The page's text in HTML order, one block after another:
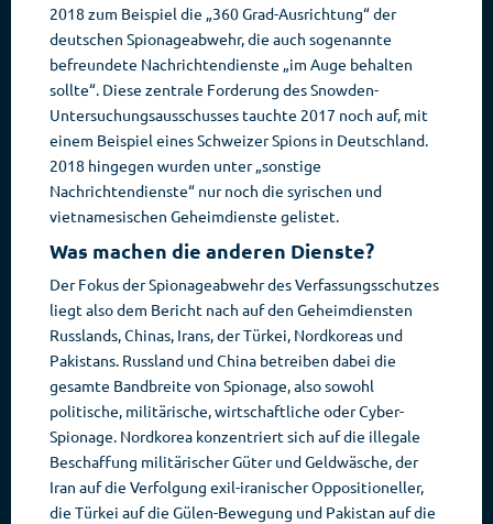
2018 zum Beispiel die „360 Grad-Ausrichtung“ der
deutschen Spionageabwehr, die auch sogenannte
befreundete Nachrichtendienste „im Auge behalten
sollte“. Diese zentrale Forderung des Snowden-
Untersuchungsausschusses tauchte 2017 noch auf, mit
einem Beispiel eines Schweizer Spions in Deutschland.
2018 hingegen wurden unter „sonstige
Nachrichtendienste“ nur noch die syrischen und
vietnamesischen Geheimdienste gelistet.
Was machen die anderen Dienste?
Der Fokus der Spionageabwehr des Verfassungsschutzes
liegt also dem Bericht nach auf den Geheimdiensten
Russlands, Chinas, Irans, der Türkei, Nordkoreas und
Pakistans. Russland und China betreiben dabei die
gesamte Bandbreite von Spionage, also sowohl
politische, militärische, wirtschaftliche oder Cyber-
Spionage. Nordkorea konzentriert sich auf die illegale
Beschaffung militärischer Güter und Geldwäsche, der
Iran auf die Verfolgung exil-iranischer Oppositioneller,
die Türkei auf die Gülen-Bewegung und Pakistan auf die